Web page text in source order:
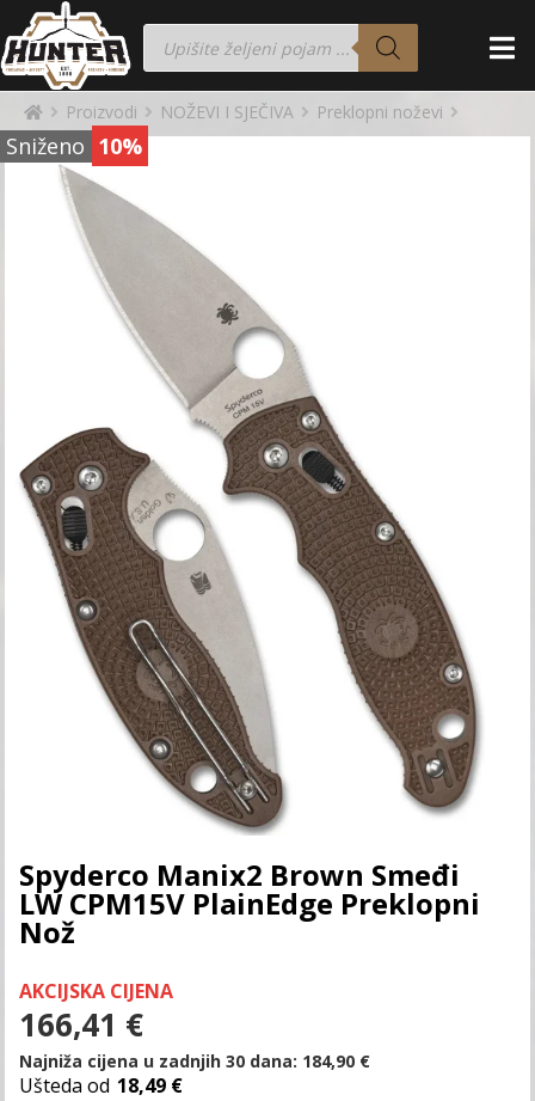
Proizvodi NOŽEVI I SJEČIVA Preklopni noževi
Sniženo 10%
Spyderco Manix2 Brown Smeđi
LW CPM15V PlainEdge Preklopni
Nož
AKCIJSKA CIJENA
166,41 €
Najniža cijena u zadnjih 30 dana: 184,90 €
Ušteda od 18,49 €